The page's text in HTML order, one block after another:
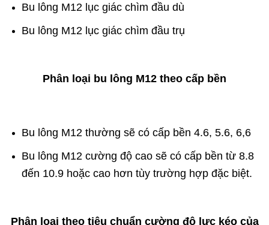
Bu lông M12 lục giác chìm đầu dù
Bu lông M12 lục giác chìm đầu trụ
Phân loại bu lông M12 theo cấp bền
Bu lông M12 thường sẽ có cấp bền 4.6, 5.6, 6,6
Bu lông M12 cường độ cao sẽ có cấp bền từ 8.8
đến 10.9 hoặc cao hơn tùy trường hợp đặc biệt.
Phân loại theo tiêu chuẩn cường độ lực kéo của